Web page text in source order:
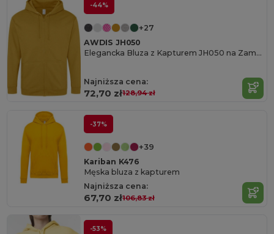
-44%
+27
AWDIS JH050
Elegancka Bluza z Kapturem JH050 na Zamek
Najniższa cena:
72,70 zł128,94 zł
-37%
+39
Kariban K476
Męska bluza z kapturem
Najniższa cena:
67,70 zł106,83 zł
-53%